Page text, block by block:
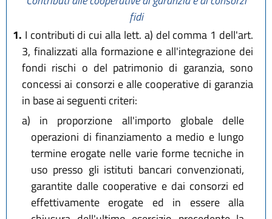
fidi
1. I contributi di cui alla lett. a) del comma 1 dell'art.
3, finalizzati alla formazione e all'integrazione dei
fondi rischi o del patrimonio di garanzia, sono
concessi ai consorzi e alle cooperative di garanzia
in base ai seguenti criteri:
a) in proporzione all'importo globale delle
operazioni di finanziamento a medio e lungo
termine erogate nelle varie forme tecniche in
uso presso gli istituti bancari convenzionati,
garantite dalle cooperative e dai consorzi ed
effettivamente erogate ed in essere alla